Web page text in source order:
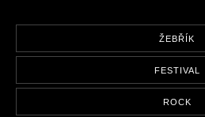
ŽEBŘÍK
FESTIVAL
ROCK